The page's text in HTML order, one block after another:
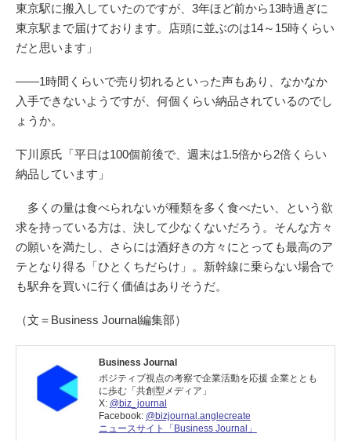
東京駅に搬入していたのですが、3年ほど前から13時過ぎに
東京駅まで届けております。店頭に並ぶのは14～15時くらい
だと思います」
――1時間くらいで売り切れるといった声もあり、なかなか
入手できないようですが、何個くらい納品されているのでし
ょうか。
下川原氏「平日は100個前後で、週末は1.5倍から2倍くらい
納品しています」
多くの量は食べられないが種類を多く食べたい、という欲
求を持っている方は、決して少なくないだろう。そんな方々
の願いを満たし、さらには酒好きの方々にとっても最高のア
テとなり得る「ひとくちだらけ」。新幹線に乗らない場合で
も駅弁を買いに行く価値はありそうだ。
（文＝Business Journal編集部）
Business Journal
ポジティブ視点の考察で企業活動を応援 企業ととも
に歩む「共創型メディア」
X: @biz_journal
Facebook: @bizjournal.anglecreate
ニュースサイト「Business Journal」